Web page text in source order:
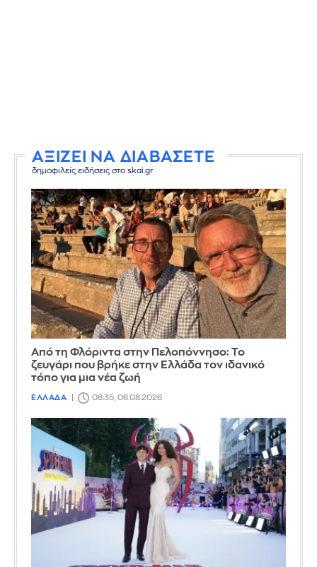
ΑΞΙΖΕΙ ΝΑ ΔΙΑΒΑΣΕΤΕ
δημοφιλείς ειδήσεις στο skai.gr
Από τη Φλόριντα στην Πελοπόννησο: Το
ζευγάρι που βρήκε στην Ελλάδα τον ιδανικό
τόπο για μια νέα ζωή
ΕΛΛΑΔΑ 08:35, 06.08.2026